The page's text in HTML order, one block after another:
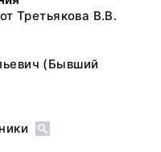
Третьякова В.В.
(Бывший